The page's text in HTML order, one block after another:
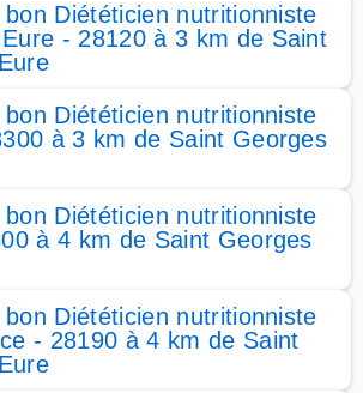
Diététicien nutritionniste
- 28120 à 3 km de Saint
Diététicien nutritionniste
à 3 km de Saint Georges
Diététicien nutritionniste
à 4 km de Saint Georges
Diététicien nutritionniste
- 28190 à 4 km de Saint